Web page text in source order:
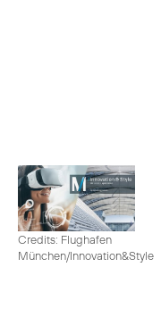
Credits: Flughafen
München/Innovation&Style